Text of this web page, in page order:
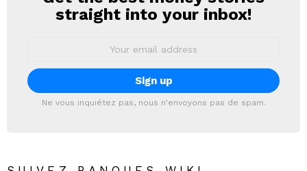
straight into your inbox!
Ne vous inquiétez pas, nous n'envoyons pas de spam.